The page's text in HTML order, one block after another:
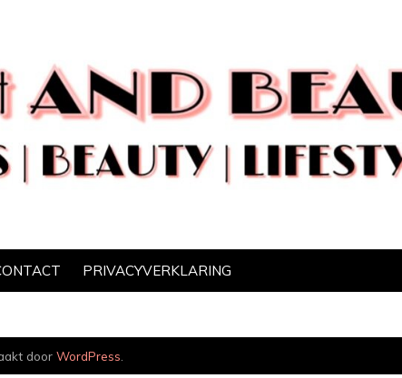
PRIVACYVERKLARING
door WordPress